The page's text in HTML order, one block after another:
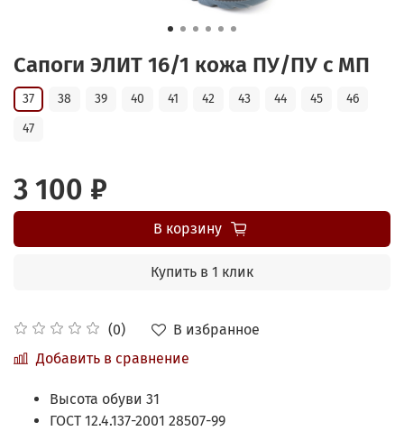
Сапоги ЭЛИТ 16/1 кожа ПУ/ПУ с МП
(0)
В избранное
Добавить в сравнение
37 38 39 40 41 42 43 44 45
46
47
3 100 ₽
В корзину
Купить в 1 клик
Высота обуви 31
ГОСТ 12.4.137-2001 28507-99